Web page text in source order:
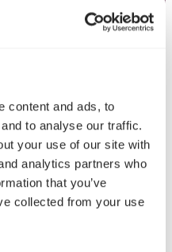
content and ads, to
to analyse our traffic.
your use of our site with
analytics partners who
that you’ve
collected from your use